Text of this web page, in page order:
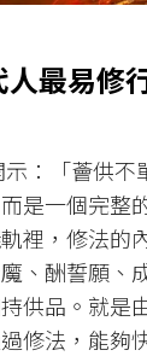
人最易
：「薈供不
是一個完整
裡，修法的
、酬誓願、
供品。就是
修法，能夠